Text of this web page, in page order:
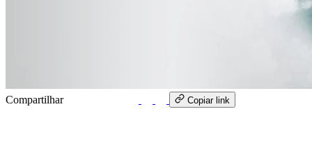
Compartilhar Copiar link